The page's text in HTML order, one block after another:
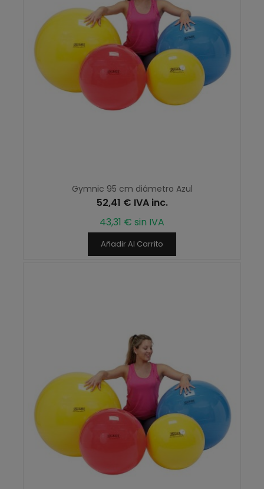
Gymnic 95 cm diámetro Azul
52,41 € IVA inc.
43,31 € sin IVA
Añadir Al Carrito